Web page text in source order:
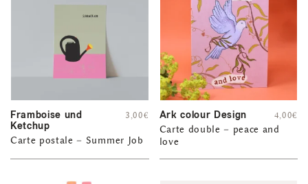
Framboise und
Ketchup
Carte postale – Summer Job
3,00€ Ark colour Design
Carte double – peace and
love
4,00€